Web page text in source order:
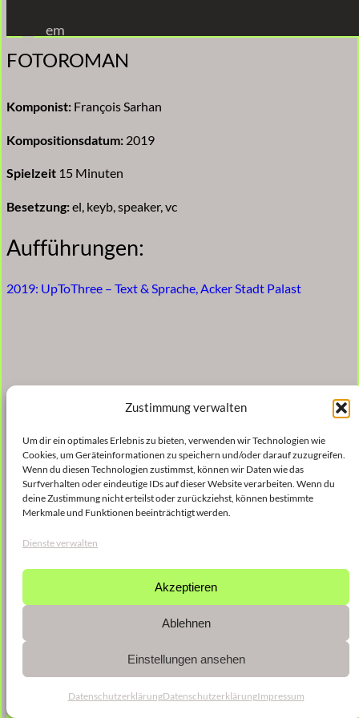
Zustimmung verwalten
Um dir ein optimales Erlebnis zu bieten, verwenden wir Technologien wie
Cookies, um Geräteinformationen zu speichern und/oder darauf zuzugreifen.
Wenn du diesen Technologien zustimmst, können wir Daten wie das
Surfverhalten oder eindeutige IDs auf dieser Website verarbeiten. Wenn du
deine Zustimmung nicht erteilst oder zurückziehst, können bestimmte
Merkmale und Funktionen beeinträchtigt werden.
Dienste verwalten
Akzeptieren
Ablehnen
Einstellungen ansehen
DatenschutzerklärungDatenschutzerklärungImpressum
Inhalt
springen
em
FOTOROMAN
Komponist: François Sarhan
Kompositionsdatum: 2019
Spielzeit 15 Minuten
Besetzung:el, keyb, speaker, vc
Aufführungen:
2019: UpToThree – Text & Sprache, Acker Stadt Palast